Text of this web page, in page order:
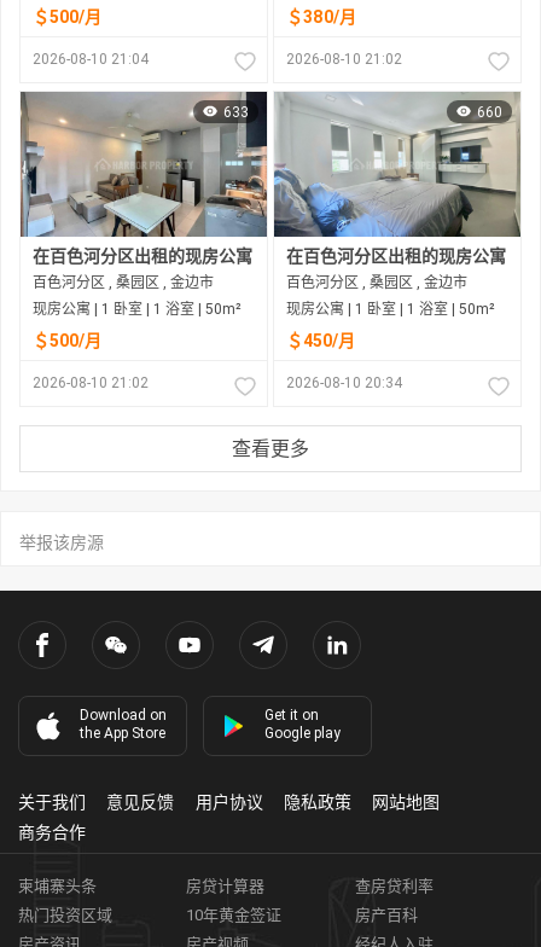
＄500/月
2026-08-10 21:04
＄380/月
2026-08-10 21:02
633
在百色河分区出租的现房公寓
百色河分区 , 桑园区 , 金边市
现房公寓 | 1 卧室 | 1 浴室 | 50m²
＄500/月
2026-08-10 21:02
660
在百色河分区出租的现房公寓
百色河分区 , 桑园区 , 金边市
现房公寓 | 1 卧室 | 1 浴室 | 50m²
＄450/月
2026-08-10 20:34
查看更多
举报该房源
Download on
the App Store
Get it on
Google play
关于我们 意见反馈 用户协议 隐私政策
网站地图
商务合作
柬埔寨头条 房贷计算器
查房贷利率
热门投资区域
10年黄金签证
房产百科